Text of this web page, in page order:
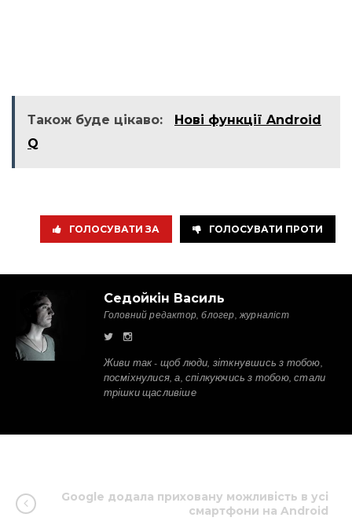
Також буде цікаво:
Нові функції Android
Q
ГОЛОСУВАТИ ЗА ГОЛОСУВАТИ ПРОТИ
Седойкін Василь
Головний редактор, блогер, журналіст
Живи так - щоб люди, зіткнувшись з тобою,
посміхнулися, а, спілкуючись з тобою, стали
трішки щасливіше
Google додала приховану можливість в усі
смартфони на Android